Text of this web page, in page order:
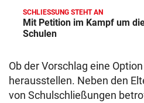
SCHLIESSUNG STEHT AN
Mit Petition im Kampf um
Schulen
Ob der Vorschlag eine
herausstellen. Neben den
von Schulschließungen